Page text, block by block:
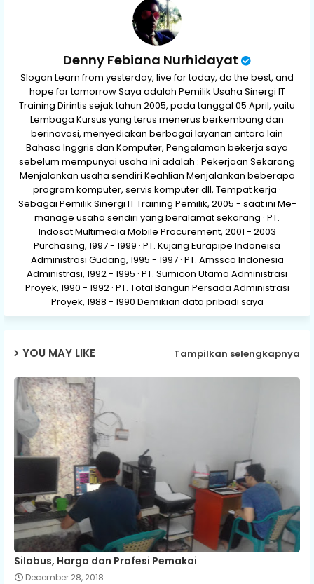
Denny Febiana Nurhidayat
Slogan Learn from yesterday, live for today, do the best, and
hope for tomorrow Saya adalah Pemilik Usaha Sinergi IT
Training Dirintis sejak tahun 2005, pada tanggal 05 April, yaitu
Lembaga Kursus yang terus menerus berkembang dan
berinovasi, menyediakan berbagai layanan antara lain
Bahasa Inggris dan Komputer, Pengalaman bekerja saya
sebelum mempunyai usaha ini adalah : Pekerjaan Sekarang
Menjalankan usaha sendiri Keahlian Menjalankan beberapa
program komputer, servis komputer dll, Tempat kerja ·
Sebagai Pemilik Sinergi IT Training Pemilik, 2005 - saat ini Me-
manage usaha sendiri yang beralamat sekarang · PT.
Indosat Multimedia Mobile Procurement, 2001 - 2003
Purchasing, 1997 - 1999 · PT. Kujang Eurapipe Indoneisa
Administrasi Gudang, 1995 - 1997 · PT. Amssco Indonesia
Administrasi, 1992 - 1995 · PT. Sumicon Utama Administrasi
Proyek, 1990 - 1992 · PT. Total Bangun Persada Administrasi
Proyek, 1988 - 1990 Demikian data pribadi saya
YOU MAY LIKE Tampilkan selengkapnya
Silabus, Harga dan Profesi Pemakai
December 28, 2018